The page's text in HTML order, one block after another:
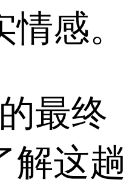
感。
最终
解这趟